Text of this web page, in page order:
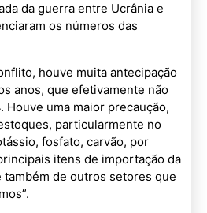
da guerra entre Ucrânia e
os números das
houve muita antecipação
anos, que efetivamente não
Houve uma maior precaução,
particularmente no
fosfato, carvão, por
itens de importação da
também de outros setores que